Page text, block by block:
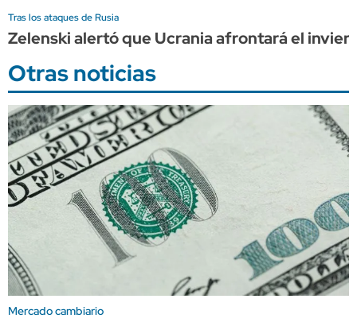
Tras los ataques de Rusia
Zelenski alertó que Ucrania afrontará el
Otras noticias
Mercado cambiario